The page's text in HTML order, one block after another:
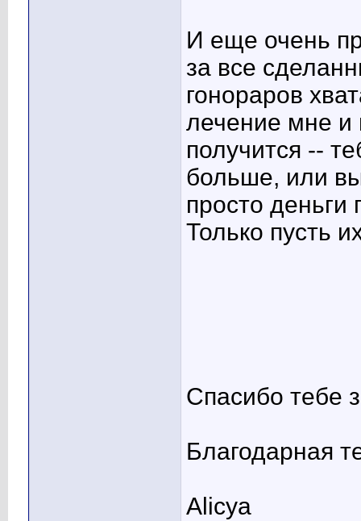
И еще очень
за все
гонораров
лечение мне и
получится --
больше, или
просто деньги
Только пусть
Спасибо тебе
Благодарная
Alicya